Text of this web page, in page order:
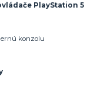
PlayStation 5
konzolu